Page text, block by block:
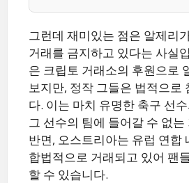
그런데 재미있는 점은 알제리
거래를 금지하고 있다는 사실
은 크립토 거래소의 후원으로
보지만, 정작 그들은 법적으로
다. 이는 마치 유명한 축구 선
그 선수의 팀에 들어갈 수 없
반면, 오스트리아는 유럽 연합
합법적으로 거래되고 있어 팬
할 수 있습니다.